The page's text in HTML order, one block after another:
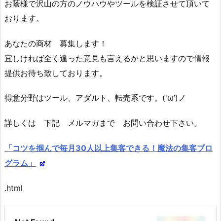
お蔭様で沢山の方のノウハウやツールを検証させて頂いて
おります。
あなたの商材 募集します！
宜しければ全く違った意見も言えるかと思いますので情報
提供お待ち致しております。
得意分野はツール、アダルト、転売系です。('ω’)ノ
詳しくは 下記 メルマガまで お問い合わせ下さい。
「コツを掴んで毎月30人以上集客できる！魔法の集客プロ
グラム」
.html